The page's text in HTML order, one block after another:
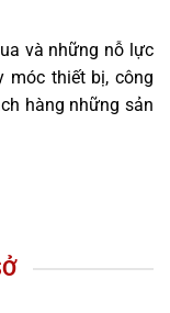
và những nỗ lực
móc thiết bị, công
hàng những sản